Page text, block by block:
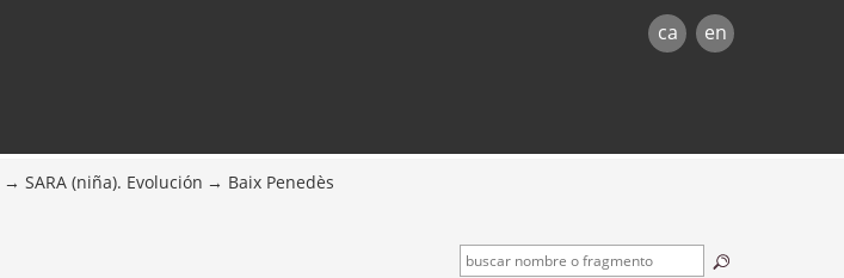
ca en
SARA (niña). Evolución Baix Penedès